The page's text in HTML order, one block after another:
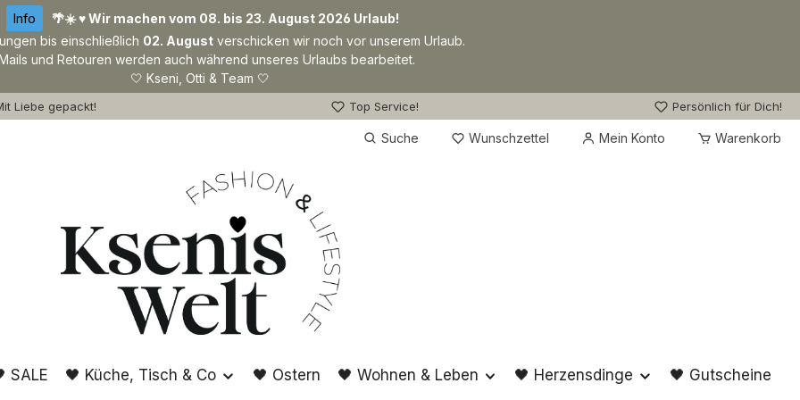
Info
🌴☀️ ♥ Wir machen vom 08. bis 23. August 2026 Urlaub!
bis einschließlich 02. August verschicken wir noch vor unserem Urlaub.
und Retouren werden auch während unseres Urlaubs bearbeitet.
🤍 Kseni, Otti & Team 🤍
Liebe gepackt! Top Service! Persönlich für Dich!
Suche Wunschzettel Du hast 0 Produkte auf dem Merkzettel
Mein Konto Warenkorb
SALE 🖤 Küche, Tisch & Co 🖤 Ostern 🖤 Wohnen & Leben 🖤 Herzensdinge 🖤 Gutscheine